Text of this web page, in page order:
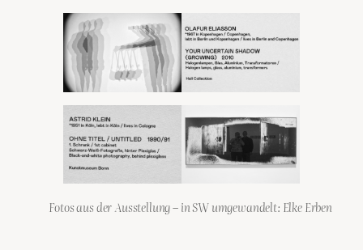
Fotos aus der Ausstellung – in SW umgewandelt: Elke Erben